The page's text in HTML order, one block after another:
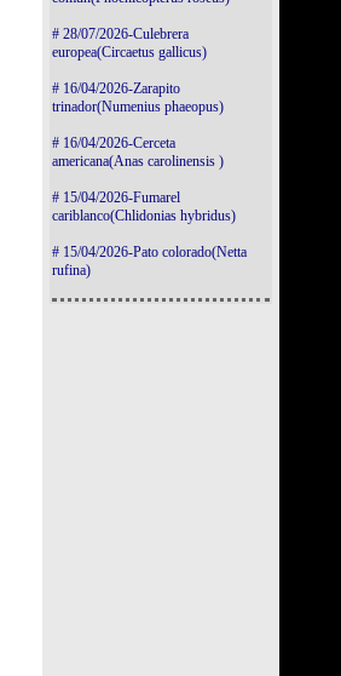
# 28/07/2026-Culebrera
europea(Circaetus gallicus)
# 16/04/2026-Zarapito
trinador(Numenius phaeopus)
# 16/04/2026-Cerceta
americana(Anas carolinensis )
# 15/04/2026-Fumarel
cariblanco(Chlidonias hybridus)
# 15/04/2026-Pato colorado(Netta
rufina)